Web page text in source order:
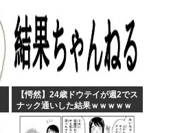
【愕然】24歳ドウテイが週2でス
ナック通いした結果ｗｗｗｗｗ
ｗｗｗｗｗｗｗｗ